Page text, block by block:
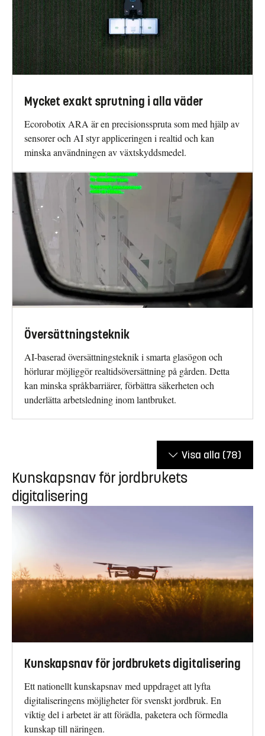
Mycket exakt sprutning i alla väder
Ecorobotix ARA är en precisionsspruta som med hjälp av
sensorer och AI styr appliceringen i realtid och kan
minska användningen av växtskyddsmedel.
Översättningsteknik
AI-baserad översättningsteknik i smarta glasögon och
hörlurar möjliggör realtidsöversättning på gården. Detta
kan minska språkbarriärer, förbättra säkerheten och
underlätta arbetsledning inom lantbruket.
Visa alla (78)
Kunskapsnav för jordbrukets
digitalisering
Kunskapsnav för jordbrukets digitalisering
Ett nationellt kunskapsnav med uppdraget att lyfta
digitaliseringens möjligheter för svenskt jordbruk. En
viktig del i arbetet är att förädla, paketera och förmedla
kunskap till näringen.